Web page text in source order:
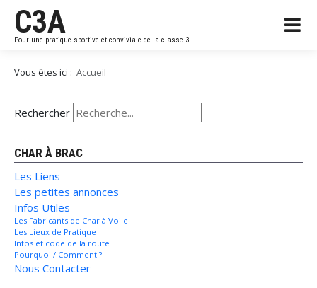
C3A
Pour une pratique sportive et conviviale de la classe 3
Vous êtes ici : Accueil
Rechercher
CHAR À BRAC
Les Liens
Les petites annonces
Infos Utiles
Les Fabricants de Char à Voile
Les Lieux de Pratique
Infos et code de la route
Pourquoi / Comment ?
Nous Contacter